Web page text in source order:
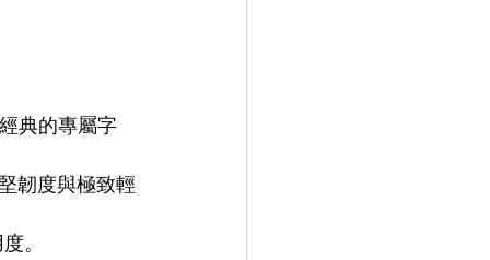
BROWNE
LEOWL IN EYE
典的專屬字
韌度與極致輕
。